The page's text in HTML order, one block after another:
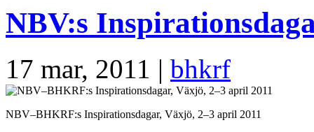
NBV:s
17 mar, 2011 | bhkrf
NBV–BHKRF:s Inspirationsdagar, Växjö, 2–3 april 2011